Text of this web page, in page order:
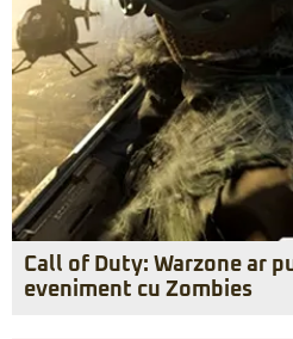
Call of Duty: Warzone ar
eveniment cu Zombies